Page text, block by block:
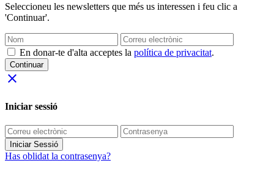
Seleccioneu les newsletters que més us interessen i feu clic a
'Continuar'.
En donar-te d'alta acceptes la política de privacitat.
Continuar
close
Iniciar sessió
Iniciar Sessió
Has oblidat la contrasenya?